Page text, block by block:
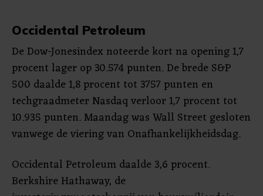
Occidental Petroleum
De Dow-Jonesindex noteerde kort na opening 1,7
procent lager op 30.574 punten. De brede S&P
500 daalde 1,8 procent tot 3757 punten en
techgraadmeter Nasdaq verloor 1,7 procent tot
10.935 punten. Maandag was Wall Street gesloten
vanwege de viering van Onafhankelijkheidsdag.
Occidental Petroleum daalde 3,6 procent.
Berkshire Hathaway, de